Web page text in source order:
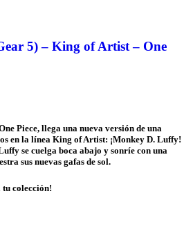
5) – King of Artist – One
Piece, llega una nueva versión de una
en la línea King of Artist: ¡Monkey D. Luffy!
se cuelga boca abajo y sonríe con una
sus nuevas gafas de sol.
tu colección!